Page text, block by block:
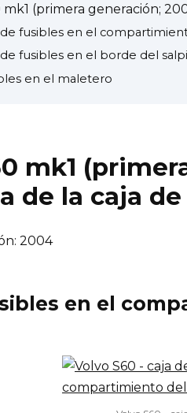
mk1 (primera generación;
de fusibles en el
de fusibles en el borde del
en el maletero
mk1
de la caja
2004
en el